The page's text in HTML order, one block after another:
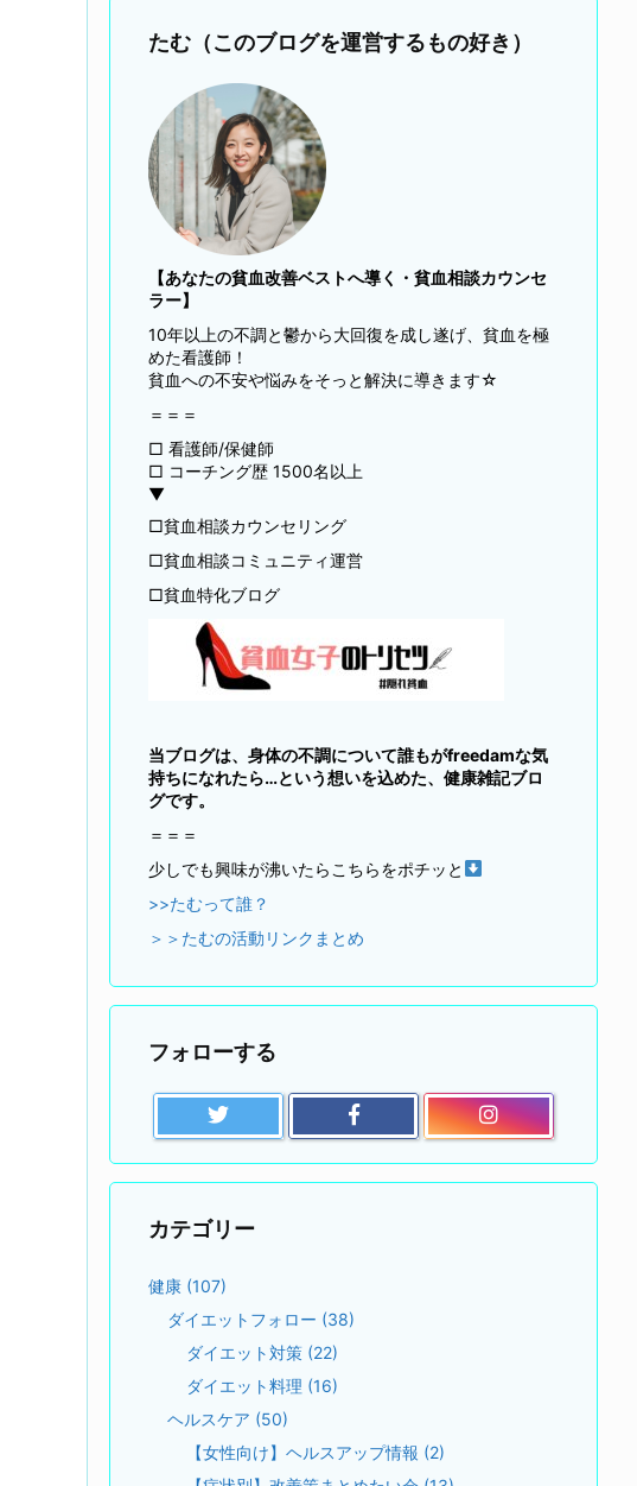
たむ（このブログを運営するもの好き）
【あなたの貧血改善ベストへ導く・貧血相談カウンセ
ラー】
10年以上の不調と鬱から大回復を成し遂げ、貧血を極
めた看護師！
貧血への不安や悩みをそっと解決に導きます☆
＝＝＝
□ 看護師/保健師
□ コーチング歴 1500名以上
▼
□貧血相談カウンセリング
□貧血相談コミュニティ運営
□貧血特化ブログ
当ブログは、身体の不調について誰もがfreedamな気
持ちになれたら…という想いを込めた、健康雑記ブロ
グです。
＝＝＝
少しでも興味が沸いたらこちらをポチッと
>>たむって誰？
＞＞たむの活動リンクまとめ
フォローする
カテゴリー
健康 (107)
ダイエットフォロー (38)
ダイエット対策 (22)
ダイエット料理 (16)
ヘルスケア (50)
【女性向け】ヘルスアップ情報 (2)